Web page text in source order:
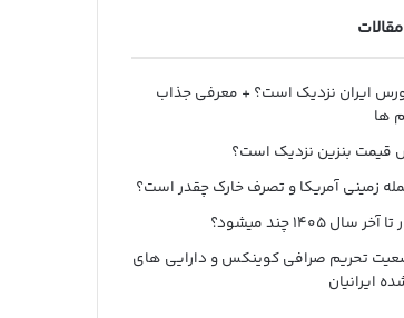
ایران نزدیک است؟ + معرفی جذاب
ها
قیمت بنزین نزدیک است؟
زمینی آمریکا و تصرف خارک چقدر است؟
سال ۱۴۰۵ چند میشود؟
تحریم صرافی کوینکس و دارایی های
ایرانیان